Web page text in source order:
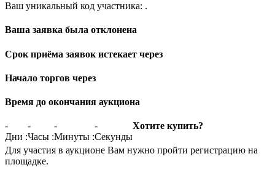
Ваш уникальный код участника: .
Ваша заявка была отклонена
Срок приёма заявок истекает через
Начало торгов через
Время до окончания аукциона
-
Дни :
-
Часы :
-
Минуты :
-
Секунды
Хотите купить?
Для участия в аукционе Вам нужно пройти регистрацию на
площадке.